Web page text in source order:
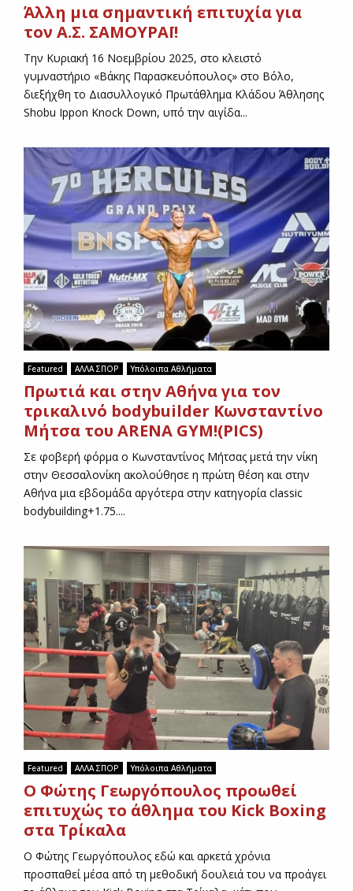
Άλλη μια σημαντική επιτυχία για
τον Α.Σ. ΣΑΜΟΥΡΑΪ!
Την Κυριακή 16 Νοεμβρίου 2025, στο κλειστό
γυμναστήριο «Βάκης Παρασκευόπουλος» στο Βόλο,
διεξήχθη το Διασυλλογικό Πρωτάθλημα Κλάδου Άθλησης
Shobu Ippon Knock Down, υπό την αιγίδα...
Featured ΑΛΛΑ ΣΠΟΡ Υπόλοιπα Αθλήματα
Πρωτιά και στην Αθήνα για τον
τρικαλινό bodybuilder Κωνσταντίνο
Μήτσα του ARENA GYM!(PICS)
Σε φοβερή φόρμα ο Κωνσταντίνος Μήτσας μετά την νίκη
στην Θεσσαλονίκη ακολούθησε η πρώτη θέση και στην
Αθήνα μια εβδομάδα αργότερα στην κατηγορία classic
bodybuilding+1.75....
Featured ΑΛΛΑ ΣΠΟΡ Υπόλοιπα Αθλήματα
Ο Φώτης Γεωργόπουλος προωθεί
επιτυχώς το άθλημα του Kick Boxing
στα Τρίκαλα
Ο Φώτης Γεωργόπουλος εδώ και αρκετά χρόνια
προσπαθεί μέσα από τη μεθοδική δουλειά του να προάγει